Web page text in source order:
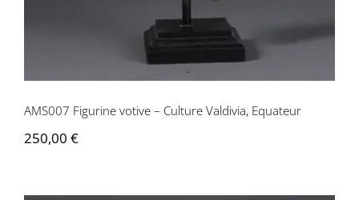
AMS007 Figurine votive – Culture Valdivia, Equateur
250,00 €